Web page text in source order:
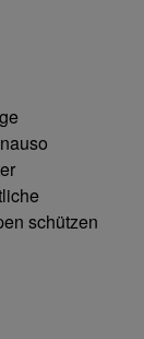
schützen